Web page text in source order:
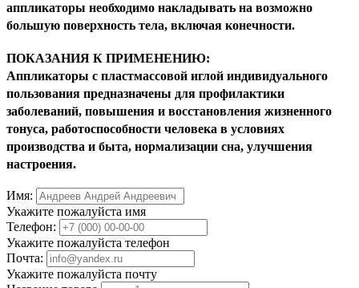
аппликаторы необходимо накладывать на возможно
большую поверхность тела, включая конечности.
ПОКАЗАНИЯ К ПРИМЕНЕНИЮ:
Аппликаторы с пластмассовой иглой индивидуального
пользования предназначены для профилактики
заболеваний, повышения и восстановления жизненного
тонуса, работоспособности человека в условиях
производства и быта, нормализации сна, улучшения
настроения.
Имя:
Укажите пожалуйста имя
Телефон:
Укажите пожалуйста телефон
Почта:
Укажите пожалуйста почту